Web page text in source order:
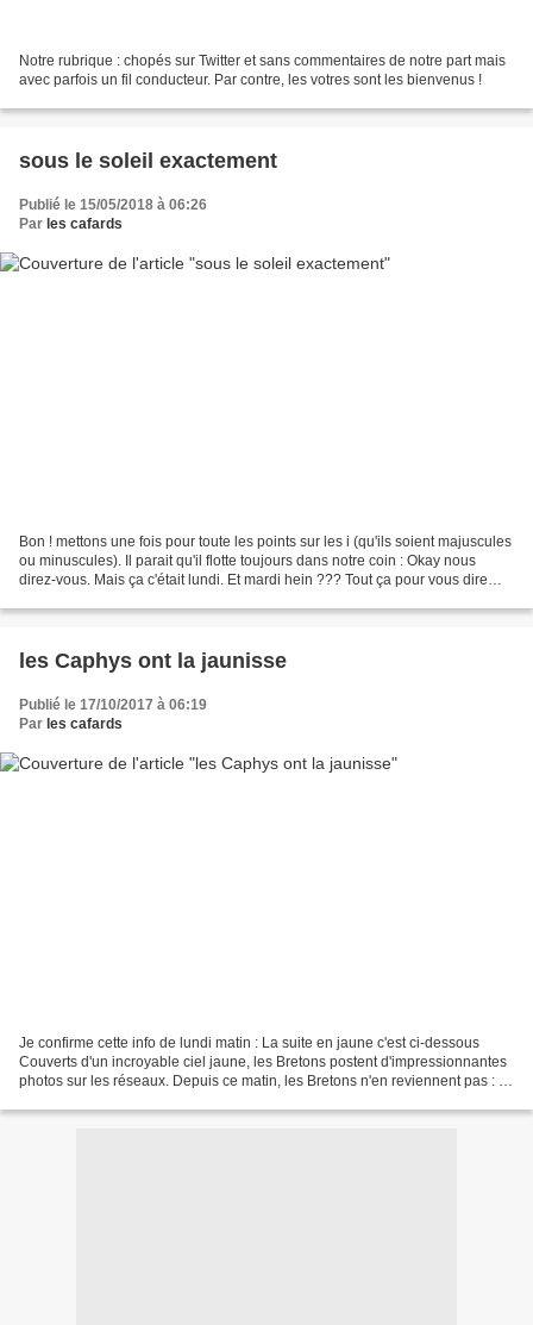
Notre rubrique : chopés sur Twitter et sans commentaires de notre part mais
avec parfois un fil conducteur. Par contre, les votres sont les bienvenus !
sous le soleil exactement
Publié le 15/05/2018 à 06:26
Par les cafards
Bon ! mettons une fois pour toute les points sur les i (qu'ils soient majuscules
ou minuscules). Il parait qu'il flotte toujours dans notre coin : Okay nous
direz-vous. Mais ça c'était lundi. Et mardi hein ??? Tout ça pour vous dire
les Caphys ont la jaunisse
Publié le 17/10/2017 à 06:19
Par les cafards
Je confirme cette info de lundi matin : La suite en jaune c'est ci-dessous
Couverts d'un incroyable ciel jaune, les Bretons postent d'impressionnantes
photos sur les réseaux. Depuis ce matin, les Bretons n'en reviennent pas : ils